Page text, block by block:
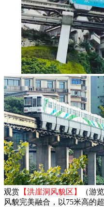
观赏 【洪崖洞风貌区】
（游
风貌完美融合，以75米高的